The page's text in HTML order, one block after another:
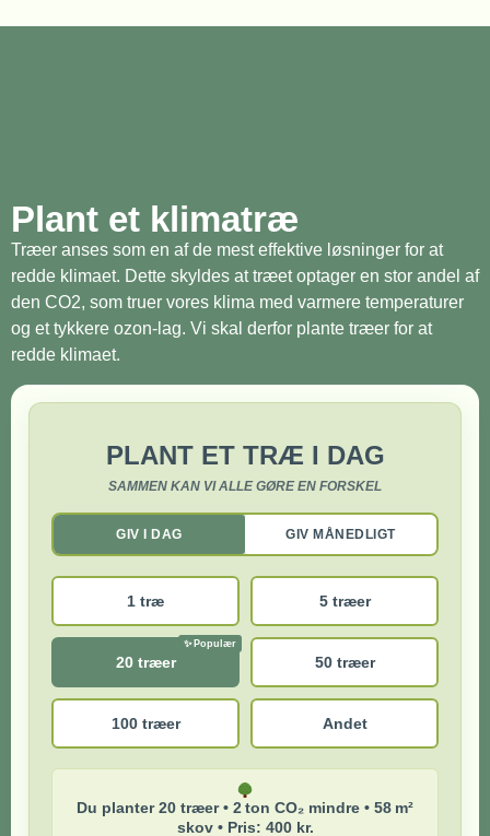
Plant et klimatræ
Træer anses som en af de mest effektive løsninger for at
redde klimaet. Dette skyldes at træet optager en stor andel af
den CO2, som truer vores klima med varmere temperaturer
og et tykkere ozon-lag. Vi skal derfor plante træer for at
redde klimaet.
PLANT ET TRÆ I DAG
SAMMEN KAN VI ALLE GØRE EN FORSKEL
GIV I DAG GIV MÅNEDLIGT
1 træ 5 træer
20 træer 50 træer
100 træer Andet
Du planter 20 træer • 2 ton CO₂ mindre • 58 m²
skov • Pris: 400 kr.